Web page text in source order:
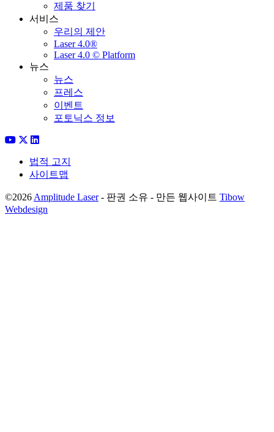
제품 찾기
서비스
우리의 제안
Laser 4.0®
Laser 4.0 © Platform
뉴스
뉴스
프레스
이벤트
포토닉스 정보
법적 고지
사이트맵
©2026 Amplitude Laser- 판권 소유 - 만든 웹사이트 Tibow
Webdesign